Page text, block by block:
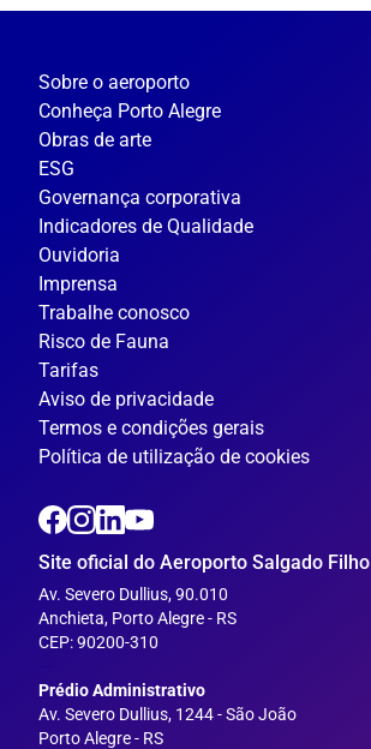
Sobre o aeroporto
Conheça Porto Alegre
Obras de arte
ESG
Governança corporativa
Indicadores de Qualidade
Ouvidoria
Imprensa
Trabalhe conosco
Risco de Fauna
Tarifas
Aviso de privacidade
Termos e condições gerais
Política de utilização de cookies
Site oficial do Aeroporto Salgado Filho
Av. Severo Dullius, 90.010
Anchieta, Porto Alegre - RS
CEP: 90200-310
Prédio Administrativo
Av. Severo Dullius, 1244 - São João
Porto Alegre - RS